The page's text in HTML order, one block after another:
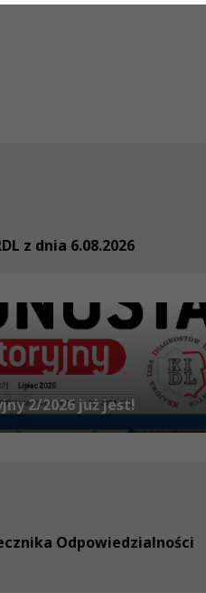
z dnia 6.08.2026
2/2026 już jest!
Odpowiedzialności